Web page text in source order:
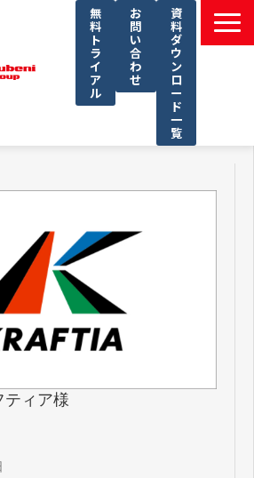
無
料
ト
ラ
イ
ア
ル
お
問
い
合
わ
せ
資
料
ダ
ウ
ン
ロ
ー
ド
一
覧
別ソリューション一覧
導入事例
セミナー
よくあるご質問
ティア様